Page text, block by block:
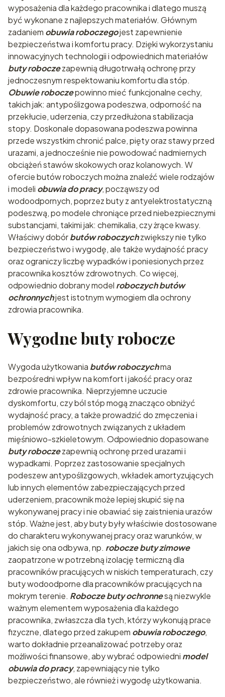
wyposażenia dla każdego pracownika i dlatego muszą
być wykonane z najlepszych materiałów. Głównym
zadaniem obuwia roboczegojest zapewnienie
bezpieczeństwa i komfortu pracy. Dzięki wykorzystaniu
innowacyjnych technologii i odpowiednich materiałów
buty roboczezapewnią długotrwałą ochronę przy
jednoczesnym respektowaniu komfortu dla stóp.
Obuwie roboczepowinno mieć funkcjonalne cechy,
takich jak: antypoślizgowa podeszwa, odporność na
przekłucie, uderzenia, czy przedłużona stabilizacja
stopy. Doskonale dopasowana podeszwa powinna
przede wszystkim chronić palce, pięty oraz stawy przed
urazami, a jednocześnie nie powodować nadmiernych
obciążeń stawów skokowych oraz kolanowych. W
ofercie butów roboczych można znaleźć wiele rodzajów
i modeli obuwia do pracy, począwszy od
wodoodpornych, poprzez buty z antyelektrostatyczną
podeszwą, po modele chroniące przed niebezpiecznymi
substancjami, takimi jak: chemikalia, czy żrące kwasy.
Właściwy dobórbutów roboczychzwiększy nie tylko
bezpieczeństwo i wygodę, ale także wydajność pracy
oraz ograniczy liczbę wypadków i poniesionych przez
pracownika kosztów zdrowotnych. Co więcej,
odpowiednio dobrany model roboczych butów
ochronnychjest istotnym wymogiem dla ochrony
zdrowia pracownika.
Wygodne buty robocze
Wygoda użytkowania butów roboczychma
bezpośredni wpływ na komfort i jakość pracy oraz
zdrowie pracownika. Nieprzyjemne uczucie
dyskomfortu, czy ból stóp mogą znacząco obniżyć
wydajność pracy, a także prowadzić do zmęczenia i
problemów zdrowotnych związanych z układem
mięśniowo-szkieletowym. Odpowiednio dopasowane
buty roboczezapewnią ochronę przed urazami i
wypadkami. Poprzez zastosowanie specjalnych
podeszew antypoślizgowych, wkładek amortyzujących
lub innych elementów zabezpieczających przed
uderzeniem, pracownik może lepiej skupić się na
wykonywanej pracy i nie obawiać się zaistnienia urazów
stóp. Ważne jest, aby buty były właściwie dostosowane
do charakteru wykonywanej pracy oraz warunków, w
jakich się ona odbywa, np. robocze buty zimowe
zaopatrzone w potrzebną izolację termiczną dla
pracowników pracujących w niskich temperaturach, czy
buty wodoodporne dla pracowników pracujących na
mokrym terenie. Robocze buty ochronnesą niezwykle
ważnym elementem wyposażenia dla każdego
pracownika, zwłaszcza dla tych, którzy wykonują prace
fizyczne, dlatego przed zakupem obuwia roboczego,
warto dokładnie przeanalizować potrzeby oraz
możliwości finansowe, aby wybrać odpowiedni model
obuwia do pracy, zapewniający nie tylko
bezpieczeństwo, ale również i wygodę użytkowania.